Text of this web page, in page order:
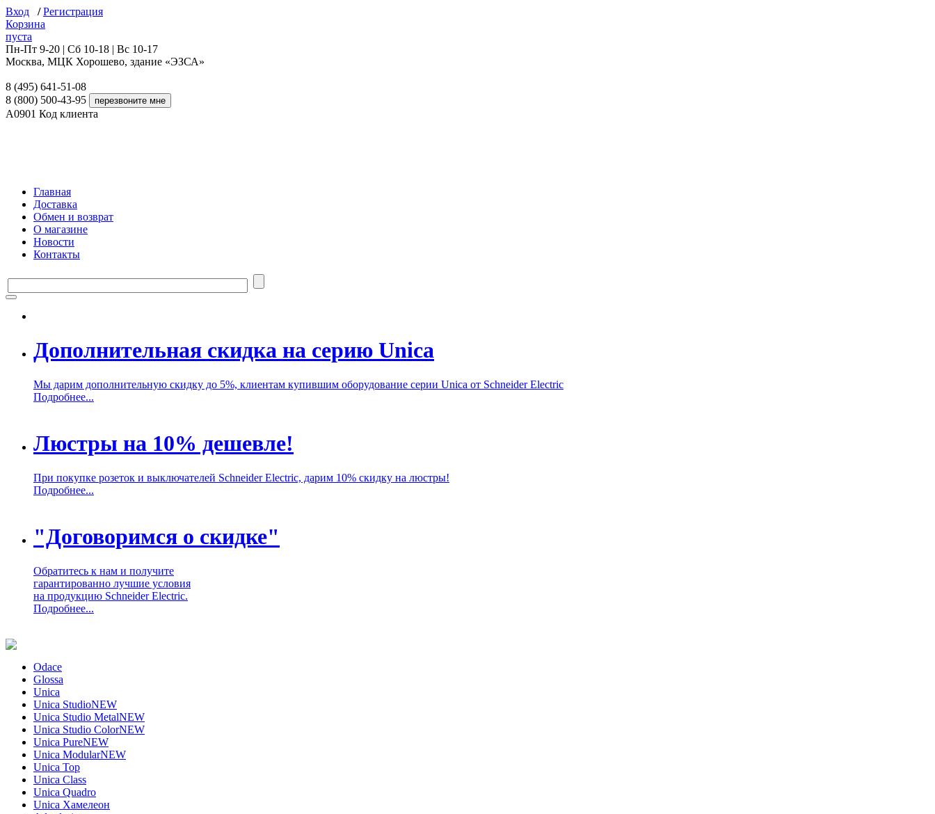
Вход / Регистрация
Корзина
пуста
Пн-Пт 9-20 | Сб 10-18 | Вс 10-17
Москва, МЦК Хорошево, здание «ЭЗСА»
8 (495) 641-51-08
8 (800) 500-43-95
A0901 Код клиента
Главная
Доставка
Обмен и возврат
О магазине
Новости
Контакты
Дополнительная скидка на серию Unica
Мы дарим дополнительную скидку до 5%, клиентам купившим оборудование серии Unica от Schneider Electric
Подробнее...
Люстры на 10% дешевле!
При покупке розеток и выключателей Schneider Electric, дарим 10% скидку на люстры!
Подробнее...
"Договоримся о скидке"
Обратитесь к нам и получите
гарантированно лучшие условия
на продукцию Schneider Electric.
Подробнее...
Odace
Glossa
Unica
Unica StudioNEW
Unica Studio MetalNEW
Unica Studio ColorNEW
Unica PureNEW
Unica ModularNEW
Unica Top
Unica Class
Unica Quadro
Unica Хамелеон